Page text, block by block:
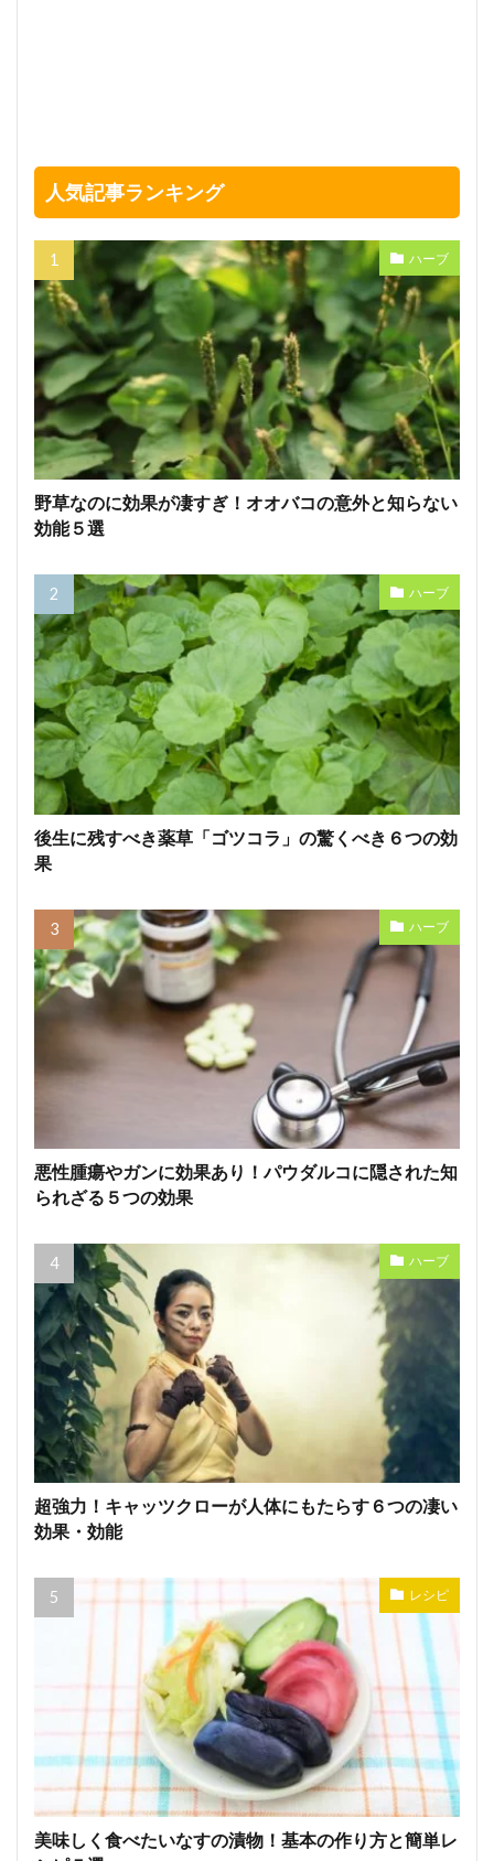
人気記事ランキング
ハーブ
野草なのに効果が凄すぎ！オオバコの意外と知らない
効能５選
ハーブ
後生に残すべき薬草「ゴツコラ」の驚くべき６つの効
果
ハーブ
悪性腫瘍やガンに効果あり！パウダルコに隠された知
られざる５つの効果
ハーブ
超強力！キャッツクローが人体にもたらす６つの凄い
効果・効能
レシピ
美味しく食べたいなすの漬物！基本の作り方と簡単レ